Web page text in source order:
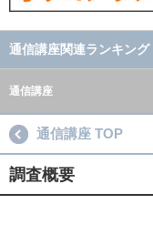
通信講座関連ランキング
通信講座
通信講座 TOP
調査概要